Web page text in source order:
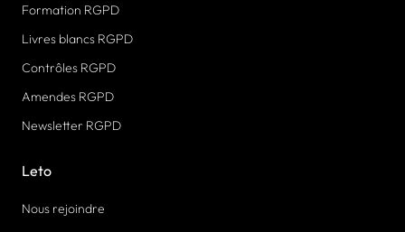
Formation RGPD
Livres blancs RGPD
Contrôles RGPD
Amendes RGPD
Newsletter RGPD
Leto
Nous rejoindre